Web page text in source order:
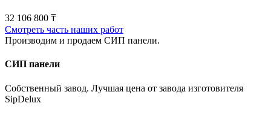
32 106 800 ₸
Смотреть часть наших работ
Производим и продаем СИП панели.
СИП панели
Собственный завод. Лучшая цена от завода изготовителя
SipDelux